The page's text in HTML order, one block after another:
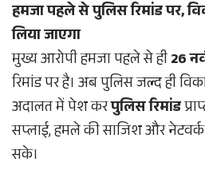
हमजा पहले से पुलिस रिमांड पर,
लिया जाएगा
मुख्य आरोपी हमजा पहले से ही26
रिमांड पर है। अब पुलिस जल्द ही
अदालत में पेश करपुलिस रिमांड
सप्लाई, हमले की साजिश और
सके।